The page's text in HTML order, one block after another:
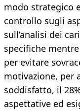
modo strategico
controllo sugli
sull’analisi dei
specifiche
per evitare
motivazione, per
soddisfatto, il
aspettative ed